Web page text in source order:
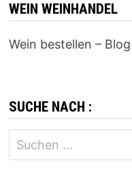
WEIN WEINHANDEL
Wein bestellen – Blog
SUCHE NACH :
Suchen
nach: